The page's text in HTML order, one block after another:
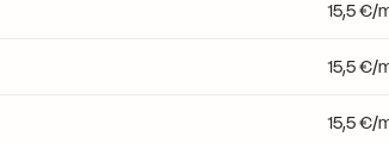
15,5 €/
15,5 €/
15,5 €/